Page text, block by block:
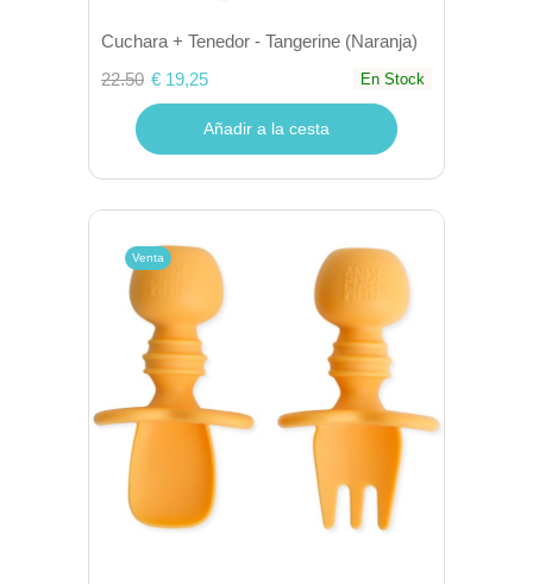
Cuchara + Tenedor - Tangerine (Naranja)
22.50 € 19,25 En Stock
Añadir a la cesta
Venta